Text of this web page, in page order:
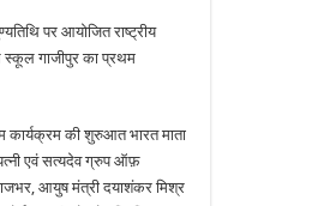
पर आयोजित राष्ट्रीय
स्कूल गाजीपुर का प्रथम
कार्यक्रम की शुरुआत भारत माता
एवं सत्यदेव ग्रुप ऑफ़
आयुष मंत्री दयाशंकर मिश्र